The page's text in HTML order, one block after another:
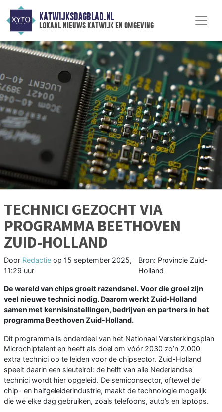
KATWIJKSDAGBLAD.NL
lokaal nieuws katwijk en omgeving
TECHNICI GEZOCHT VIA
PROGRAMMA BEETHOVEN
ZUID-HOLLAND
Door Redactie op 15 september 2025,
11:29 uur
Bron: Provincie Zuid-
Holland
De wereld van chips groeit razendsnel. Voor die groei zijn
veel nieuwe technici nodig. Daarom werkt Zuid-Holland
samen met kennisinstellingen, bedrijven en partners in het
programma Beethoven Zuid-Holland.
Dit programma is onderdeel van het Nationaal Versterkingsplan
Microchiptalent en heeft als doel om vóór 2030 zo’n 2.000
extra technici op te leiden voor de chipsector. Zuid-Holland
speelt daarin een sleutelrol: de helft van alle Nederlandse
technici wordt hier opgeleid. De semiconsector, oftewel de
chip- en halfgeleiderindustrie, maakt de technologie mogelijk
die we elke dag gebruiken, zoals telefoons, auto’s en laptops.